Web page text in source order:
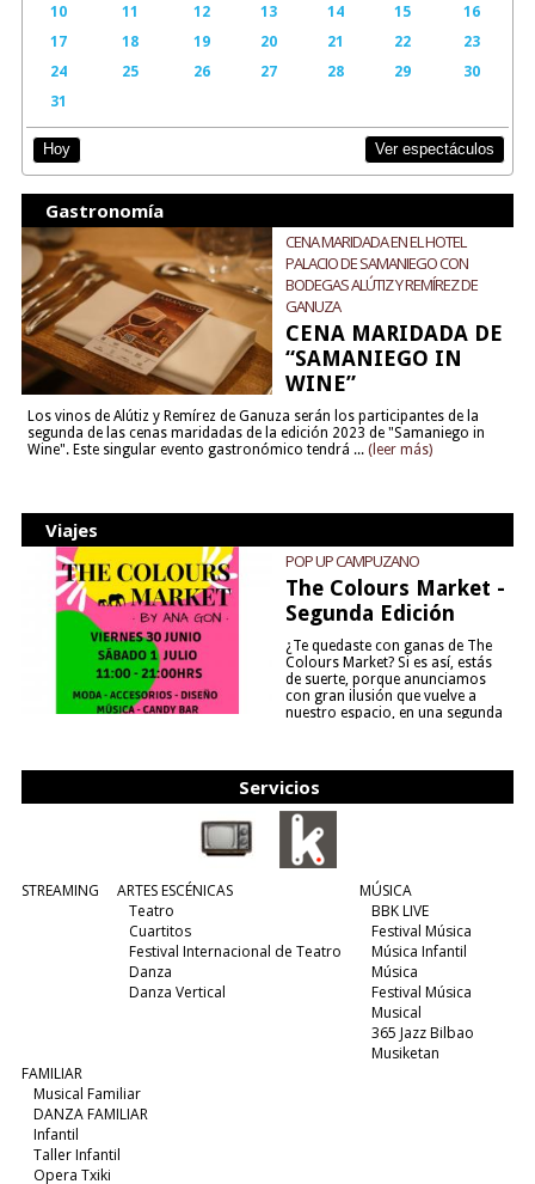
10
11 12 13 14 15
16
17
18 19 20 21 22
23
24
25 26 27 28 29
30
31
Hoy Ver espectáculos
Gastronomía
CENA MARIDADA EN EL HOTEL
PALACIO DE SAMANIEGO CON
BODEGAS ALÚTIZ Y REMÍREZ DE
GANUZA
CENA MARIDADA DE
“SAMANIEGO IN
WINE”
Los vinos de Alútiz y Remírez de Ganuza serán los participantes de la
segunda de las cenas maridadas de la edición 2023 de "Samaniego in
Wine". Este singular evento gastronómico tendrá ... (leer más)
Viajes
POP UP CAMPUZANO
The Colours Market -
Segunda Edición
¿Te quedaste con ganas de The
Colours Market? Si es así, estás
de suerte, porque anunciamos
con gran ilusión que vuelve a
nuestro espacio, en una segunda
Servicios
STREAMING
ARTES ESCÉNICAS
Teatro
Cuartitos
Festival Internacional de Teatro
Danza
Danza Vertical
MÚSICA
BBK LIVE
Festival Música
Música Infantil
Música
Festival Música
Musical
365 Jazz Bilbao
Musiketan
FAMILIAR
Musical Familiar
DANZA FAMILIAR
Infantil
Taller Infantil
Opera Txiki